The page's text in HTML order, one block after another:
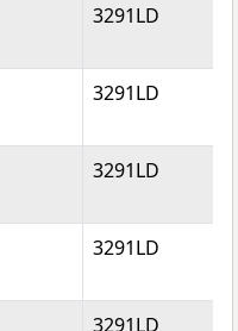
3291LD
3291LD
3291LD
3291LD
3291LD